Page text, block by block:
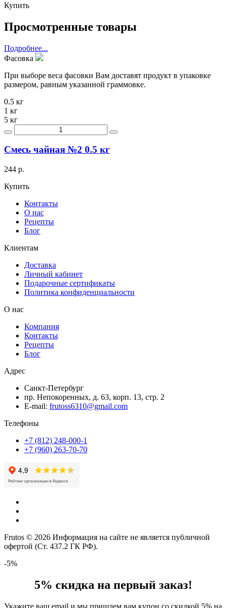
Купить
Просмотренные товары
Подробнее...
Фасовка
При выборе веса фасовки Вам доставят продукт в упаковке
размером, равным указанной граммовке.
0.5 кг
1 кг
5 кг
Смесь чайная №2 0.5 кг
244 р.
Купить
Контакты
О нас
Рецепты
Блог
Клиентам
Доставка
Личный кабинет
Подарочные сертификаты
Политика конфиденциальности
О нас
Компания
Контакты
Рецепты
Блог
Адрес
Санкт-Петербург
пр. Непокоренных, д. 63, корп. 13, стр. 2
E-mail: frutoss6310@gmail.com
Телефоны
+7 (812) 248-000-1
+7 (960) 263-70-70
Frutos © 2026 Информация на сайте не является публичной
офертой (Ст. 437.2 ГК РФ).
-5%
5% скидка на первый заказ!
Укажите ваш email и мы пришлем вам купон со скидкой 5% на